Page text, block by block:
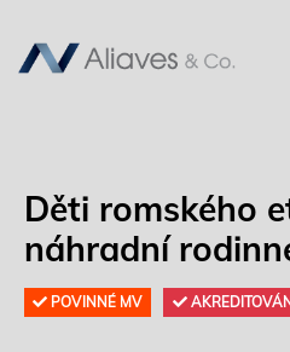
Děti romského
náhradní
POVINNÉ MV